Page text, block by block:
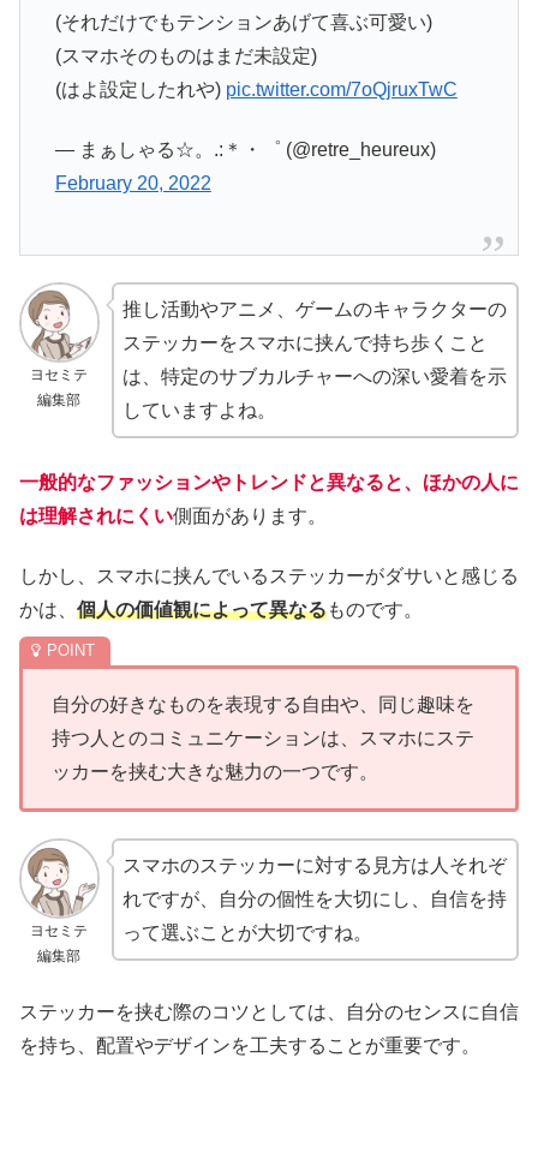
(それだけでもテンションあげて喜ぶ可愛い)
(スマホそのものはまだ未設定)
(はよ設定したれや) pic.twitter.com/7oQjruxTwC
— まぁしゃる☆。.:＊・゜ (@retre_heureux)
February 20, 2022
ヨセミテ
編集部
推し活動やアニメ、ゲームのキャラクターの
ステッカーをスマホに挟んで持ち歩くこと
は、特定のサブカルチャーへの深い愛着を示
していますよね。
一般的なファッションやトレンドと異なると、ほかの人に
は理解されにくい側面があります。
しかし、スマホに挟んでいるステッカーがダサいと感じる
かは、 個人の価値観によって異なるものです。
自分の好きなものを表現する自由や、同じ趣味を
持つ人とのコミュニケーションは、スマホにステ
ッカーを挟む大きな魅力の一つです。
ヨセミテ
編集部
スマホのステッカーに対する見方は人それぞ
れですが、自分の個性を大切にし、自信を持
って選ぶことが大切ですね。
ステッカーを挟む際のコツとしては、自分のセンスに自信
を持ち、配置やデザインを工夫することが重要です。